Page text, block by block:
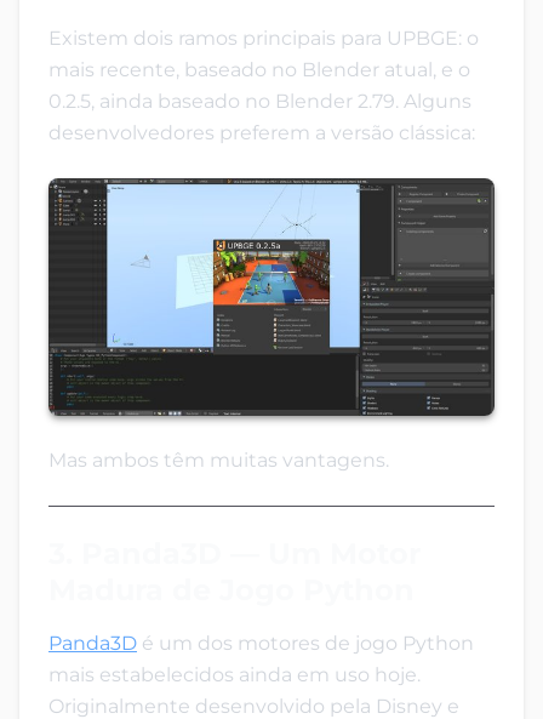
Existem dois ramos principais para UPBGE: o
mais recente, baseado no Blender atual, e o
0.2.5, ainda baseado no Blender 2.79. Alguns
desenvolvedores preferem a versão clássica:
Mas ambos têm muitas vantagens.
Panda3D é um dos motores de jogo Python
mais estabelecidos ainda em uso hoje.
Originalmente desenvolvido pela Disney e